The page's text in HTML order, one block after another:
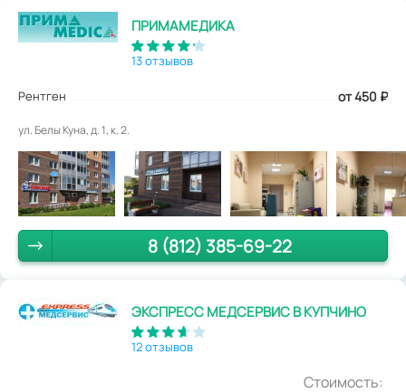
ПРИМАМЕДИКА
13 отзывов
Рентген от 450 ₽
ул. Белы Куна, д. 1, к. 2.
8 (812) 385-69-22
ЭКСПРЕСС МЕДСЕРВИС В КУПЧИНО
12 отзывов
Стоимость: